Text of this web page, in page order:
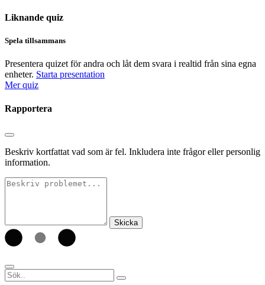
Liknande quiz
Spela tillsammans
Presentera quizet för andra och låt dem svara i realtid från sina egna
enheter. Starta presentation
Mer quiz
Rapportera
Beskriv kortfattat vad som är fel. Inkludera inte frågor eller personlig
information.
Skicka